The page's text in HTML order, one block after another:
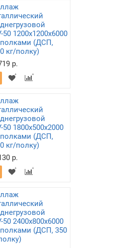
50 1200х1200х6000
(ДСП,
кг/полку)
р.
50 1800х500х2000
(ДСП,
кг/полку)
р.
50 2400х800х6000
(ДСП, 350